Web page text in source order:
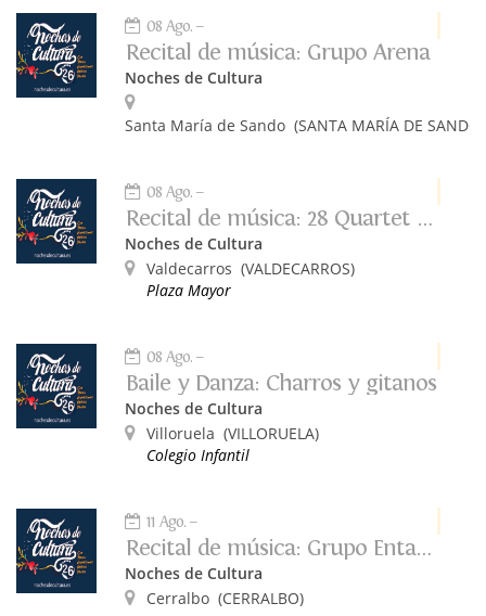
08 Ago.
Recital de música: Grupo Arena
Noches de Cultura
Santa María de Sando (SANTA MARÍA DE SANDO)
08 Ago.
Recital de música: 28 Quartet Band
Noches de Cultura
Valdecarros (VALDECARROS)
Plaza Mayor
08 Ago.
Baile y Danza: Charros y gitanos
Noches de Cultura
Villoruela (VILLORUELA)
Colegio Infantil
11 Ago.
Recital de música: Grupo Entavía
Noches de Cultura
Cerralbo (CERRALBO)